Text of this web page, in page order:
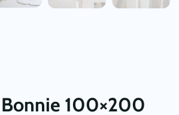
Bonnie 100×200